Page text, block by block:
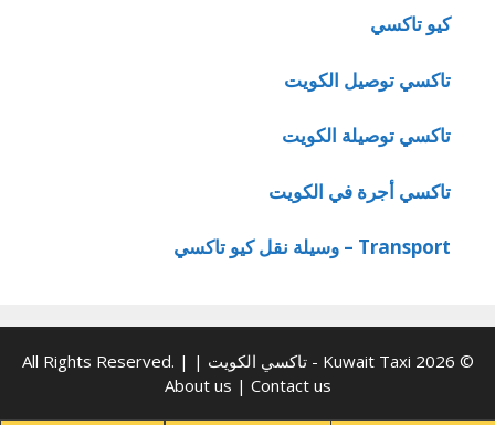
كيو تاكسي
تاكسي توصيل الكويت
تاكسي توصيلة الكويت
تاكسي أجرة في الكويت
Transport – وسيلة نقل كيو تاكسي
© 2026 Kuwait Taxi - تاكسي الكويت | All Rights Reserved. |
About us | Contact us